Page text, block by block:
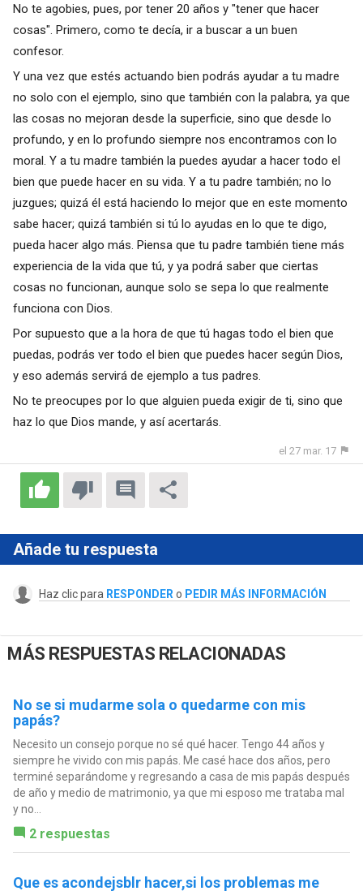
No te agobies, pues, por tener 20 años y "tener que hacer
cosas". Primero, como te decía, ir a buscar a un buen
confesor.
Y una vez que estés actuando bien podrás ayudar a tu madre
no solo con el ejemplo, sino que también con la palabra, ya que
las cosas no mejoran desde la superficie, sino que desde lo
profundo, y en lo profundo siempre nos encontramos con lo
moral. Y a tu madre también la puedes ayudar a hacer todo el
bien que puede hacer en su vida. Y a tu padre también; no lo
juzgues; quizá él está haciendo lo mejor que en este momento
sabe hacer; quizá también si tú lo ayudas en lo que te digo,
pueda hacer algo más. Piensa que tu padre también tiene más
experiencia de la vida que tú, y ya podrá saber que ciertas
cosas no funcionan, aunque solo se sepa lo que realmente
funciona con Dios.
Por supuesto que a la hora de que tú hagas todo el bien que
puedas, podrás ver todo el bien que puedes hacer según Dios,
y eso además servirá de ejemplo a tus padres.
No te preocupes por lo que alguien pueda exigir de ti, sino que
haz lo que Dios mande, y así acertarás.
el 27 mar. 17
Añade tu respuesta
Haz clic para RESPONDER o PEDIR MÁS INFORMACIÓN
MÁS RESPUESTAS RELACIONADAS
No se si mudarme sola o quedarme con mis
papás?
Necesito un consejo porque no sé qué hacer. Tengo 44 años y
siempre he vivido con mis papás. Me casé hace dos años, pero
terminé separándome y regresando a casa de mis papás después
de año y medio de matrimonio, ya que mi esposo me trataba mal
y no...
2 respuestas
Que es acondejsblr hacer,si los problemas me